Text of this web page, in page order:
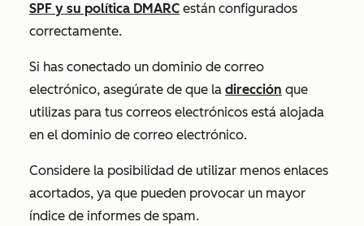
SPF y su política DMARC están configurados
correctamente.
Si has conectado un dominio de correo
electrónico, asegúrate de que la dirección que
utilizas para tus correos electrónicos está alojada
en el dominio de correo electrónico.
Considere la posibilidad de utilizar menos enlaces
acortados, ya que pueden provocar un mayor
índice de informes de spam.